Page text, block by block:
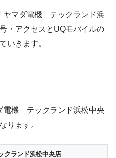
ヤマダ電機 テックランド浜
・アクセスとUQモバイルの
いきます。
電機 テックランド浜松中央
ります。
ランド浜松中央店